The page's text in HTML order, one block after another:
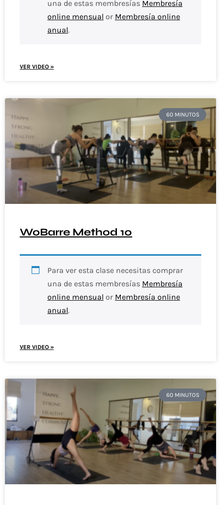
una de estas membresías Membresía
online mensual or Membresía online
anual.
VER VIDEO »
60 MINUTOS
WoBarre Method 10
Para ver esta clase necesitas comprar
una de estas membresías Membresía
online mensual or Membresía online
anual.
VER VIDEO »
60 MINUTOS